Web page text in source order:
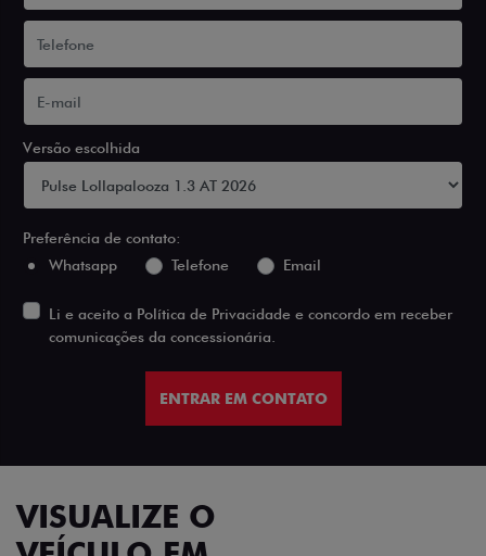
Versão escolhida
Preferência de contato:
Whatsapp
Telefone Email
Li e aceito a Política de Privacidade e concordo em receber
comunicações da concessionária.
ENTRAR EM CONTATO
VISUALIZE O